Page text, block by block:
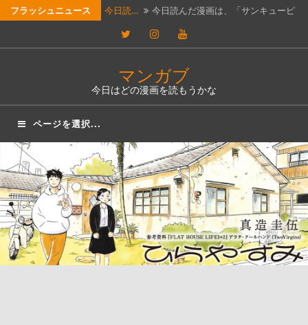
テ
へ
キ
プ
フラッシュニュース
石黒正数の漫画「ネムルバカ」が実
写…
屋…
【漫画… 漫画投稿Webサイト「新都社」にて…
今日読…
今日読んだ漫画は、「アンダーニン
TwitterInstagramYouTube
マンガブ
今日はどの漫画を読もうかな
ページを選択...